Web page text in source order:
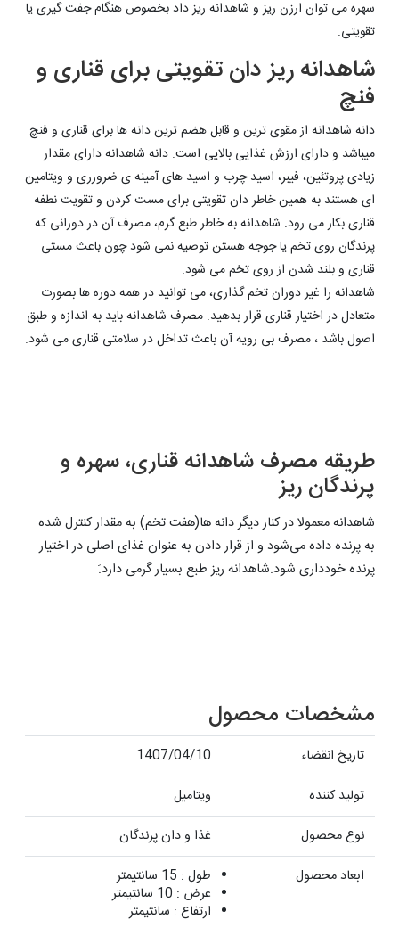
سهره می توان ارزن ریز و شاهدانه ریز داد بخصوص هنگام جفت گیری یا
تقویتی.
شاهدانه ریز دان تقویتی برای قناری و
فنچ
دانه شاهدانه از مقوی ترین و قابل هضم ترین دانه ها برای قناری و فنچ
میباشد و دارای ارزش غذایی بالایی است. دانه شاهدانه دارای مقدار
زیادی پروتئین، فیبر، اسید چرب و اسید های آمینه ی ضرورری و ویتامین
ای هستند به همین خاطر دان تقویتی برای مست کردن و تقویت نطفه
قناری بکار می رود. شاهدانه به خاطر طبع گرم، مصرف آن در دورانی که
پرندگان روی تخم یا جوجه هستن توصیه نمی شود چون باعث مستی
قناری و بلند شدن از روی تخم می شود.
شاهدانه را غیر دوران تخم گذاری، می توانید در همه دوره ها بصورت
متعادل در اختیار قناری قرار بدهید. مصرف شاهدانه باید به اندازه و طبق
اصول باشد ، مصرف بی رویه آن باعث تداخل در سلامتی قناری می شود.
طریقه مصرف شاهدانه قناری، سهره و
پرندگان ریز
شاهدانه معمولا در کنار دیگر دانه ها(هفت تخم) به مقدار کنترل شده
به پرنده داده می‌شود و از قرار دادن به عنوان غذای اصلی در اختیار
پرنده خودداری شود.شاهدانه ریز طبع بسیار گرمی دارد.َ
مشخصات محصول
تاریخ انقضاء
1407/04/10
تولید کننده
ویتامیل
نوع محصول
غذا و دان پرندگان
ابعاد محصول
طول : 15 سانتیمتر
عرض : 10 سانتیمتر
ارتفاع : سانتیمتر